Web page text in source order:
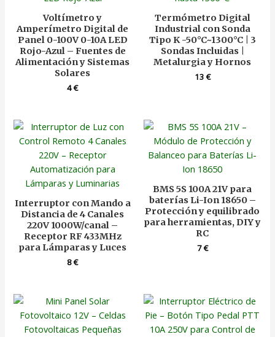
Voltímetro y
Amperímetro Digital de
Panel 0-100V 0-10A LED
Rojo-Azul – Fuentes de
Alimentación y Sistemas
Solares
4€
Termómetro Digital
Industrial con Sonda
Tipo K -50°C~1300°C | 3
Sondas Incluidas |
Metalurgia y Hornos
13€
Interruptor con Mando a
Distancia de 4 Canales
220V 1000W/canal –
Receptor RF 433MHz
para Lámparas y Luces
8€
BMS 5S 100A 21V para
baterías Li-Ion 18650 –
Protección y equilibrado
para herramientas, DIY y
RC
7€